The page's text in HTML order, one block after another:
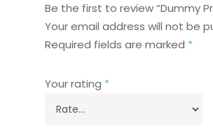
Be the first to review “Dummy
Your email address will not be
Required fields are marked *
Your rating *